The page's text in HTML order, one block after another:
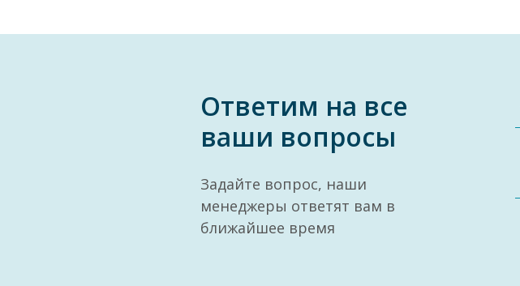
Ответим на все
ваши вопросы
Задайте вопрос, наши
менеджеры ответят вам в
ближайшее время